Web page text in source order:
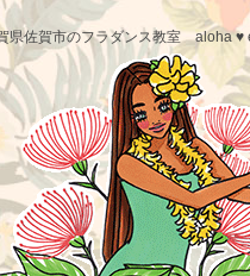
県佐賀市のフラダンス教室 aloha ♥